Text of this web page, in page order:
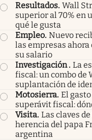
Resultados. Wall
superior al 70% en
qué le gusta
Empleo. Nuevo
las empresas
su salario
Investigación. La
fiscal: un combo de
suplantación de
Motosierra. El
superávit fiscal:
Visita. Las claves
herencia del papa
argentina